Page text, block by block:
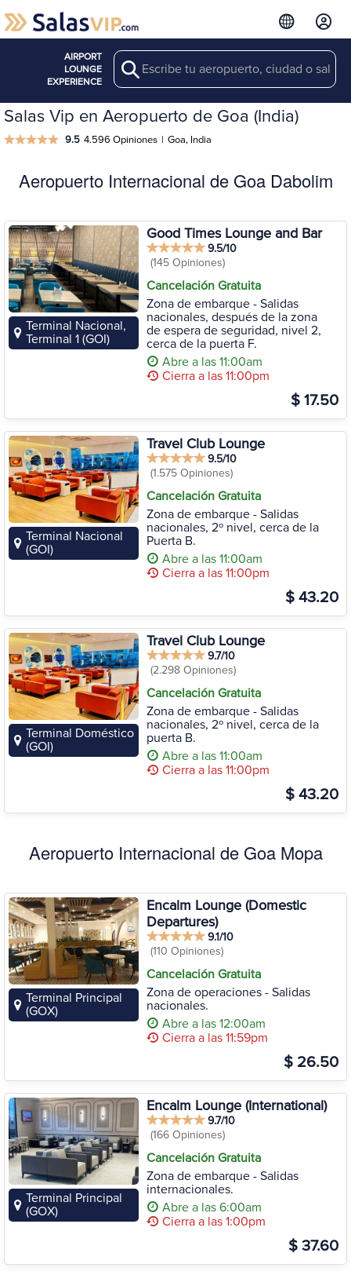
AIRPORT
LOUNGE
EXPERIENCE
Search
Salas Vip en Aeropuerto de Goa (India)
9.5 4.596 Opiniones | Goa, India
Aeropuerto Internacional de Goa Dabolim
Terminal Nacional,
Terminal 1 (GOI)
Good Times Lounge and Bar
9.5/10
(145 Opiniones)
Cancelación Gratuita
Zona de embarque - Salidas
nacionales, después de la zona
de espera de seguridad, nivel 2,
cerca de la puerta F.
Abre a las 11:00am
Cierra a las 11:00pm
$ 17.50
Terminal Nacional
(GOI)
Travel Club Lounge
9.5/10
(1.575 Opiniones)
Cancelación Gratuita
Zona de embarque - Salidas
nacionales, 2º nivel, cerca de la
Puerta B.
Abre a las 11:00am
Cierra a las 11:00pm
$ 43.20
Terminal Doméstico
(GOI)
Travel Club Lounge
9.7/10
(2.298 Opiniones)
Cancelación Gratuita
Zona de embarque - Salidas
nacionales, 2º nivel, cerca de la
puerta B.
Abre a las 11:00am
Cierra a las 11:00pm
$ 43.20
Aeropuerto Internacional de Goa Mopa
Terminal Principal
(GOX)
Encalm Lounge (Domestic
Departures)
9.1/10
(110 Opiniones)
Cancelación Gratuita
Zona de operaciones - Salidas
nacionales.
Abre a las 12:00am
Cierra a las 11:59pm
$ 26.50
Terminal Principal
(GOX)
Encalm Lounge (International)
9.7/10
(166 Opiniones)
Cancelación Gratuita
Zona de embarque - Salidas
internacionales.
Abre a las 6:00am
Cierra a las 1:00pm
$ 37.60